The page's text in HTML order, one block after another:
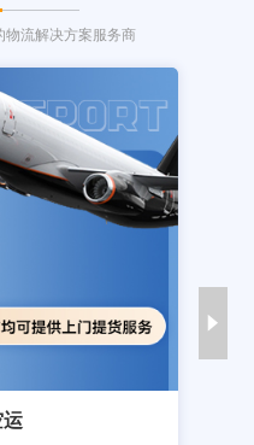
物流解决方案服务商
运